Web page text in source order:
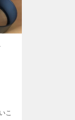
こ